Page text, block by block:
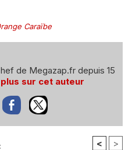
Caraïbe
de Megazap.fr depuis 15
sur cet auteur
< >